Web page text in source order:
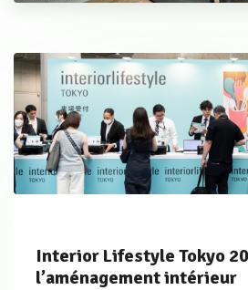
Interior Lifestyle Tokyo
l’aménagement intérieur